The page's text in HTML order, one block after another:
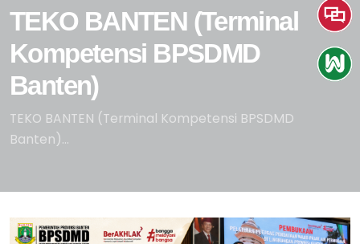
TEKO BANTEN (Terminal
Kompetensi BPSDMD
Banten)
TEKO BANTEN (Terminal Kompetensi BPSDMD
Banten)...